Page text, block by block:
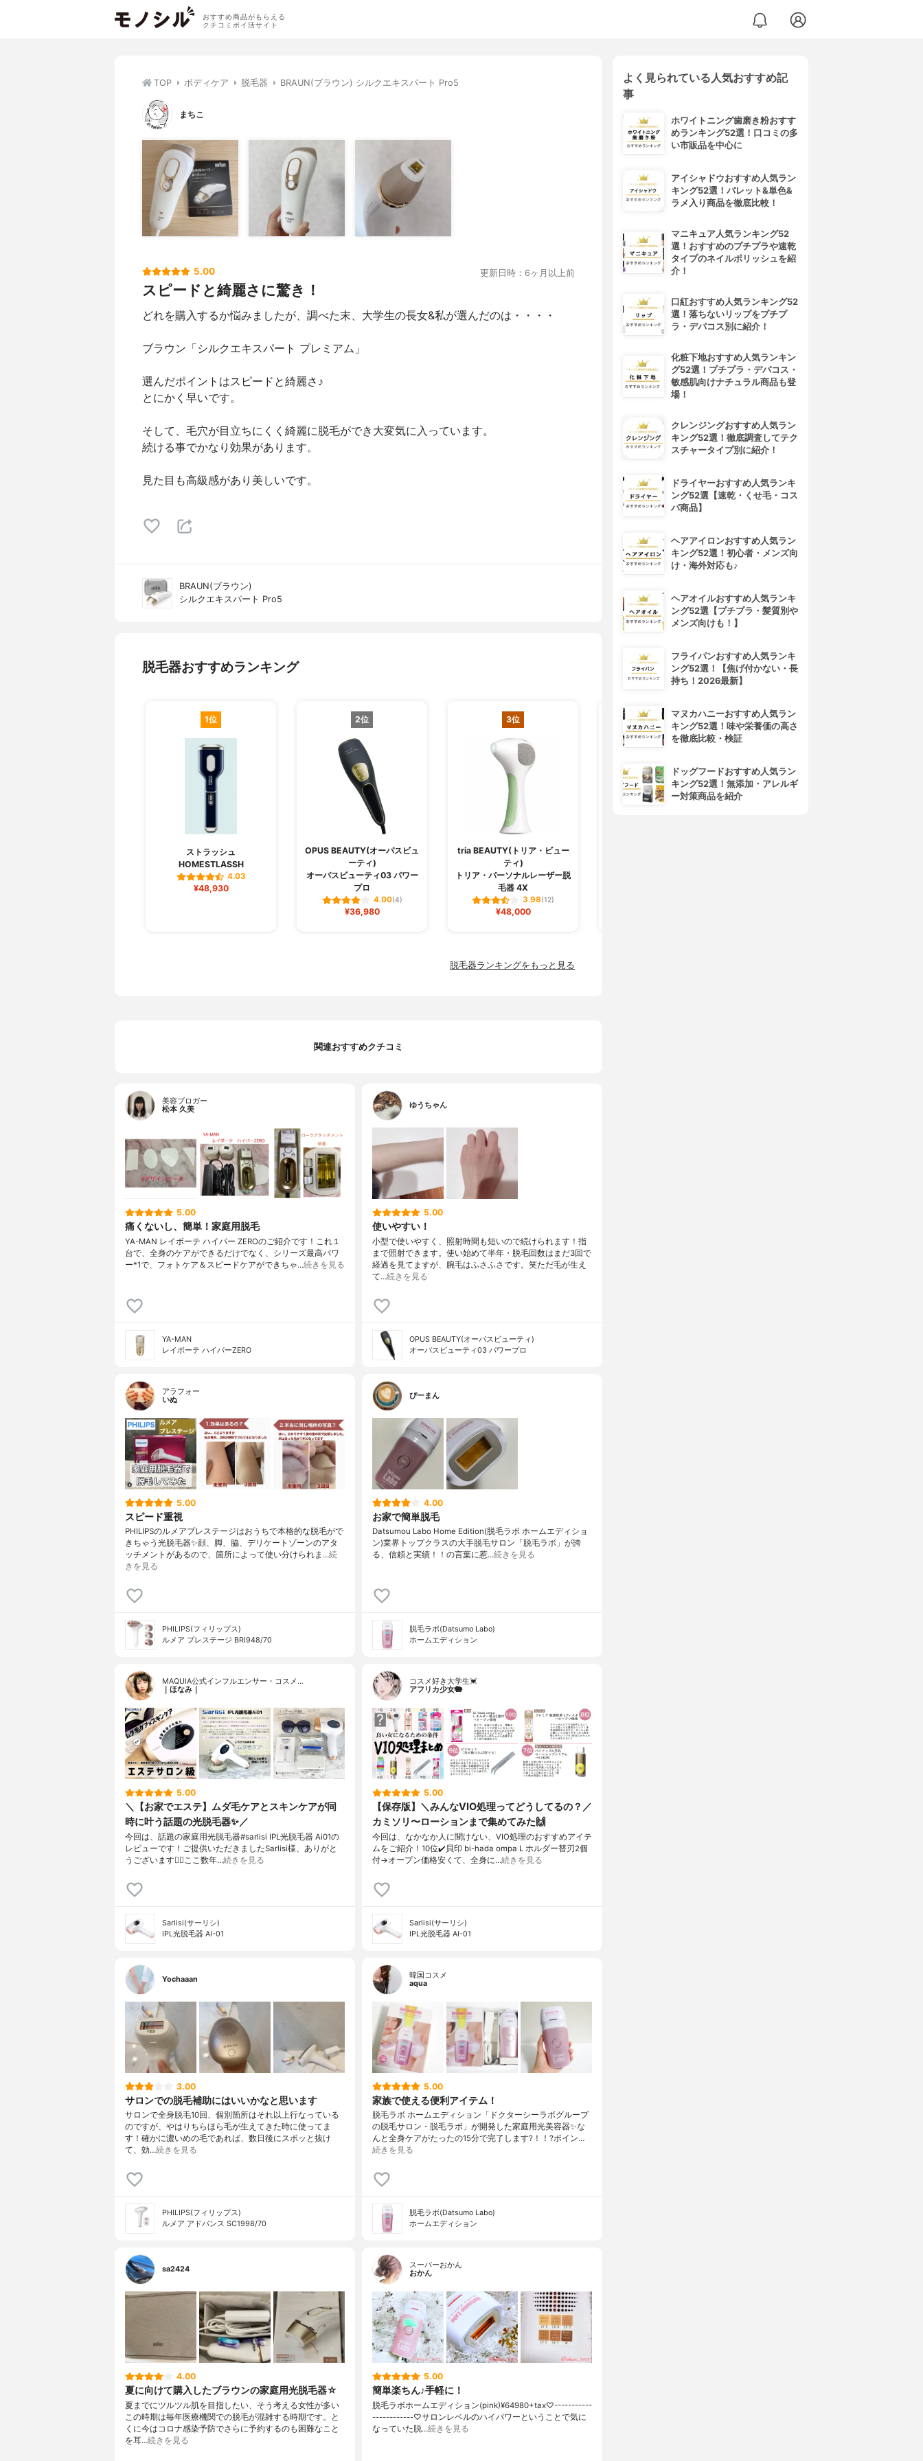
おすすめ商品がもらえる
クチコミポイ活サイト
TOP ボディケア 脱毛器 BRAUN(ブラウン) シルクエキスパート Pro5
まちこ
5.00 更新日時：6ヶ月以上前
スピードと綺麗さに驚き！
どれを購入するか悩みましたが、調べた末、大学生の長女&私が選んだのは・・・・
ブラウン「シルクエキスパート プレミアム」
選んだポイントはスピードと綺麗さ♪
とにかく早いです。
そして、毛穴が目立ちにくく綺麗に脱毛ができ大変気に入っています。
続ける事でかなり効果があります。
見た目も高級感があり美しいです。
BRAUN(ブラウン)
シルクエキスパート Pro5
脱毛器おすすめランキング
1位
ストラッシュ
HOMESTLASSH
4.03
¥48,930
2位
OPUS BEAUTY(オーパスビュ
ーティ)
オーパスビューティ03 パワー
プロ
4.00(4)
¥36,980
3位
tria BEAUTY(トリア・ビュー
ティ)
トリア・パーソナルレーザー脱
毛器 4X
3.98(12)
¥48,000
4位
脱毛器ランキングをもっと見る
関連おすすめクチコミ
美容ブロガー
松本 久美
5.00
痛くないし、簡単！家庭用脱毛
YA-MAN レイボーテ ハイパー ZEROのご紹介です！これ１
台で、全身のケアができるだけでなく、シリーズ最高パワ
ー*1で、フォトケア＆スピードケアができちゃ…続きを見る
YA-MAN
レイボーテ ハイパーZERO
ゆうちゃん
5.00
使いやすい！
小型で使いやすく、照射時間も短いので続けられます！指
まで照射できます。使い始めて半年・脱毛回数はまだ3回で
経過を見てますが、腕毛はふさふさです。笑ただ毛が生え
て…続きを見る
OPUS BEAUTY(オーパスビューティ)
オーパスビューティ03 パワープロ
アラフォー
いぬ
5.00
スピード重視
PHILIPSのルメアプレステージはおうちで本格的な脱毛がで
きちゃう光脱毛器✨顔、脚、脇、デリケートゾーンのアタ
ッチメントがあるので、箇所によって使い分けられま…続
きを見る
PHILIPS(フィリップス)
ルメア プレステージ BRI948/70
ぴーまん
4.00
お家で簡単脱毛
Datsumou Labo Home Edition(脱毛ラボ ホームエディショ
ン)業界トップクラスの大手脱毛サロン「脱毛ラボ」が誇
る、信頼と実績！！の言葉に惹…続きを見る
脱毛ラボ(Datsumo Labo)
ホームエディション
MAQUIA公式インフルエンサー・コスメ…
｜ほなみ｜
5.00
＼【お家でエステ】ムダ毛ケアとスキンケアが同
時に叶う話題の光脱毛器✨／
今回は、話題の家庭用光脱毛器#sarlisi IPL光脱毛器 Ai01の
レビューです！ご提供いただきましたSarlisi様、ありがと
うございます🙇‍♀️ここ数年…続きを見る
Sarlisi(サーリシ)
IPL光脱毛器 AI-01
コスメ好き大学生💓
アフリカ少女🐘
5.00
【保存版】＼みんなVIO処理ってどうしてるの？／
カミソリ〜ローションまで集めてみた🙌
今回は、なかなか人に聞けない、VIO処理のおすすめアイテ
ムをご紹介！10位✔️貝印 bi-hada ompa L ホルダー替刃2個
付→オープン価格安くて、全身に…続きを見る
Sarlisi(サーリシ)
IPL光脱毛器 AI-01
Yochaaan
3.00
サロンでの脱毛補助にはいいかなと思います
サロンで全身脱毛10回、個別箇所はそれ以上行なっている
のですが、やはりちらほら毛が生えてきた時に使ってま
す！確かに濃いめの毛であれば、数日後にスポッと抜け
て、効…続きを見る
PHILIPS(フィリップス)
ルメア アドバンス SC1998/70
韓国コスメ
aqua
5.00
家族で使える便利アイテム！
脱毛ラボ ホームエディション「ドクターシーラボグループ
の脱毛サロン・脱毛ラボ」が開発した家庭用光美容器✨な
んと全身ケアがたったの15分で完了します?！！?ポイン…
続きを見る
脱毛ラボ(Datsumo Labo)
ホームエディション
sa2424
4.00
夏に向けて購入したブラウンの家庭用光脱毛器☆
夏までにツルツル肌を目指したい、そう考える女性が多い
この時期は毎年医療機関での脱毛が混雑する時期です。と
くに今はコロナ感染予防でさらに予約するのも困難なこと
を耳…続きを見る
スーパーおかん
おかん
5.00
簡単楽ちん♪手軽に！
脱毛ラボホームエディション(pink)¥64980+tax♡-----------
------------♡サロンレベルのハイパワーということで気に
なっていた脱…続きを見る
よく見られている人気おすすめ記
事
ホワイトニング歯磨き粉おすす
めランキング52選！口コミの多
い市販品を中心に
アイシャドウおすすめ人気ラン
キング52選！パレット&単色&
ラメ入り商品を徹底比較！
マニキュア人気ランキング52
選！おすすめのプチプラや速乾
タイプのネイルポリッシュを紹
介！
口紅おすすめ人気ランキング52
選！落ちないリップをプチプ
ラ・デパコス別に紹介！
化粧下地おすすめ人気ランキン
グ52選！プチプラ・デパコス・
敏感肌向けナチュラル商品も登
場！
クレンジングおすすめ人気ラン
キング52選！徹底調査してテク
スチャータイプ別に紹介！
ドライヤーおすすめ人気ランキ
ング52選【速乾・くせ毛・コス
パ商品】
ヘアアイロンおすすめ人気ラン
キング52選！初心者・メンズ向
け・海外対応も♪
ヘアオイルおすすめ人気ランキ
ング52選【プチプラ・髪質別や
メンズ向けも！】
フライパンおすすめ人気ランキ
ング52選！【焦げ付かない・長
持ち！2026最新】
マヌカハニーおすすめ人気ラン
キング52選！味や栄養価の高さ
を徹底比較・検証
ドッグフードおすすめ人気ラン
キング52選！無添加・アレルギ
ー対策商品を紹介